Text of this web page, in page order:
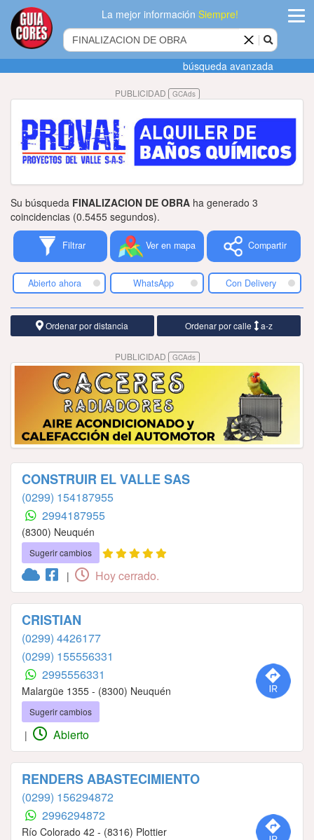
La mejor informaciónSiempre!
Agregar
empresa
datos
Publicidad
Tiendacores
Contactenos
búsqueda avanzada
PUBLICIDAD GCAds
Su búsqueda FINALIZACION DE OBRA ha generado 3
coincidencias (0.5455 segundos).
Filtrar Ver en mapa Compartir
Abierto ahora WhatsApp Con Delivery
Ordenar por distancia Ordenar por calle a-z
PUBLICIDAD GCAds
CONSTRUIR EL VALLE SAS
(0299) 154187955
2994187955
(8300) Neuquén
Sugerir cambios
| Hoy cerrado.
CRISTIAN
(0299) 4426177
(0299) 155556331
2995556331
Malargüe 1355 - (8300) Neuquén
Sugerir cambios
| Abierto
RENDERS ABASTECIMIENTO
(0299) 156294872
2996294872
Río Colorado 42 - (8316) Plottier